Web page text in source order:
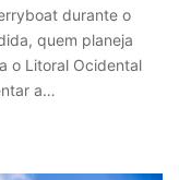
durante o
quem planeja
o Litoral Ocidental
a…